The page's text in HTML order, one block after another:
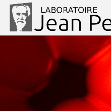
Mécanique des systèmes